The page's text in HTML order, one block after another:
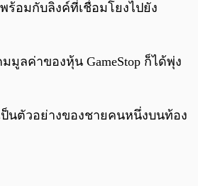
ร้อมกับลิงค์ที่เชื่อมโยงไปยัง
มูลค่าของหุ้น GameStop ก็ได้พุ่ง
ป็นตัวอย่างของชายคนหนึ่งบนท้อง